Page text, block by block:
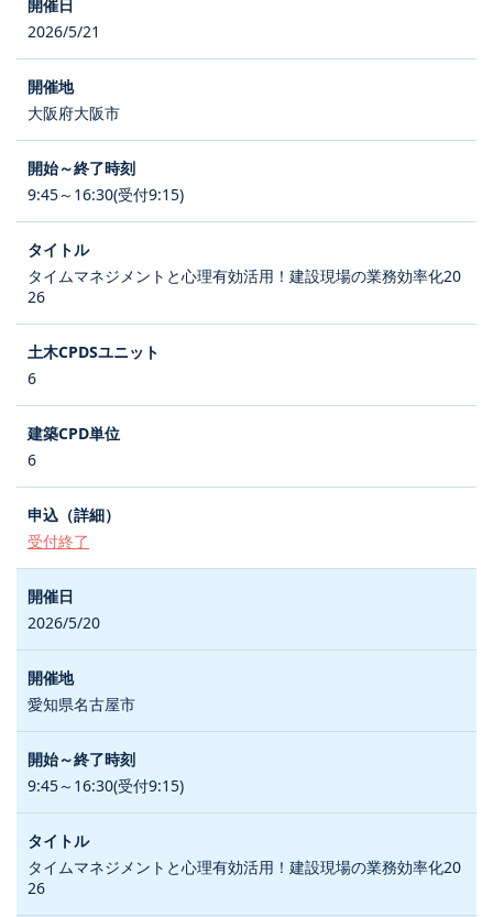
2026/5/21
大阪府大阪市
9:45～16:30(受付9:15)
タイムマネジメントと心理有効活用！建設現場の業務効率化20
26
6
6
受付終了
2026/5/20
愛知県名古屋市
9:45～16:30(受付9:15)
タイムマネジメントと心理有効活用！建設現場の業務効率化20
26